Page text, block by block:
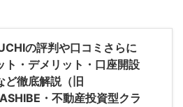
の評判や口コミさらに
ト・デメリット・口座開設
ど徹底解説（旧
・不動産投資型クラ